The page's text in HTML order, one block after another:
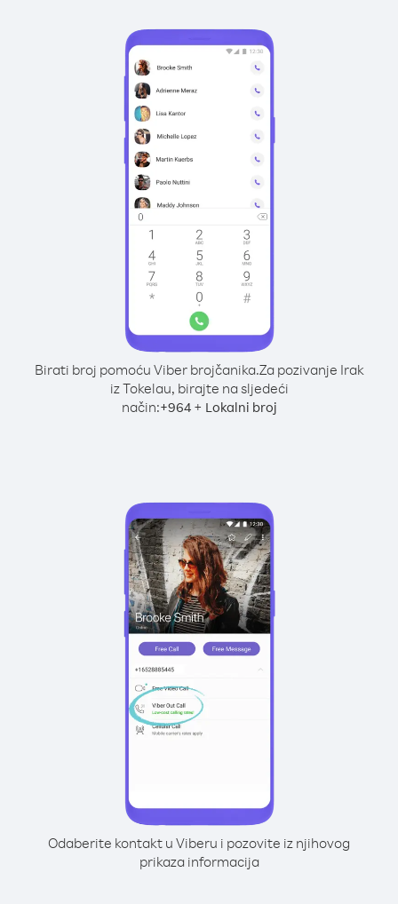
Birati broj pomoću Viber brojčanika.Za pozivanje Irak
iz Tokelau, birajte na sljedeći
način:+964+ Lokalni broj
Odaberite kontakt u Viberu i pozovite iz njihovog
prikaza informacija